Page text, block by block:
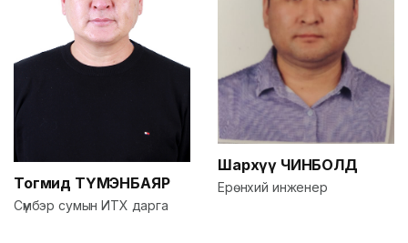
Тогмид ТҮМЭНБАЯР
Сүмбэр сумын ИТХ дарга
Шархүү ЧИНБОЛД
Ерөнхий инженер